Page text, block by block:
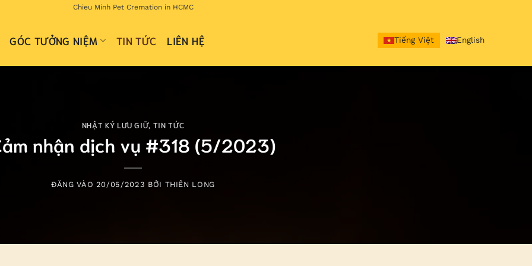
Chieu Minh Pet Cremation in HCMC
GÓC TƯỞNG NIỆM TIN TỨC LIÊN HỆ Tiếng Việt English
NHẬT KÝ LƯU GIỮ, TIN TỨC
nhận dịch vụ #318 (5/2023)
ĐĂNG VÀO 20/05/2023 BỞI THIÊN LONG